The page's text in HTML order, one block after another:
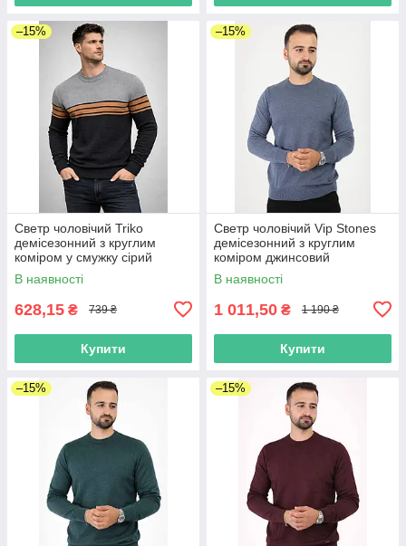
–15%
Светр чоловічий Triko
демісезонний з круглим
коміром у смужку сірий
В наявності
628,15 ₴ 739 ₴
Купити
–15%
Светр чоловічий Vip Stones
демісезонний з круглим
коміром джинсовий
В наявності
1 011,50 ₴ 1 190 ₴
Купити
–15% –15%